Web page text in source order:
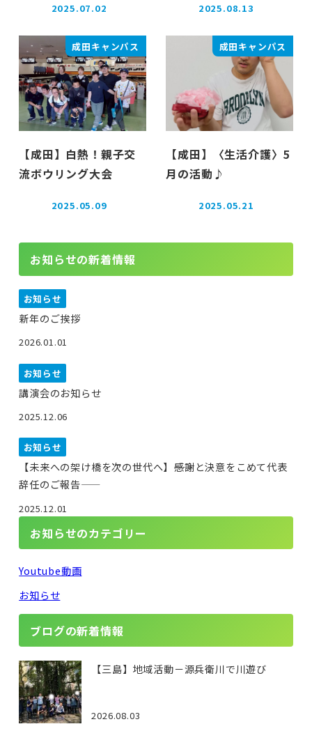
投稿日
2025.07.02
投稿日
2025.08.13
成田キャンパス
【成田】白熱！親子交
流ボウリング大会
投稿日
2025.05.09
成田キャンパス
【成田】〈生活介護〉5
月の活動♪
投稿日
2025.05.21
お知らせの新着情報
お知らせ
新年のご挨拶
2026.01.01
お知らせ
講演会のお知らせ
2025.12.06
お知らせ
【未来への架け橋を次の世代へ】――感謝と決意をこめて代表
辞任のご報告――
2025.12.01
お知らせのカテゴリー
Youtube動画
お知らせ
ブログの新着情報
【三島】地域活動－源兵衛川で川遊び
2026.08.03